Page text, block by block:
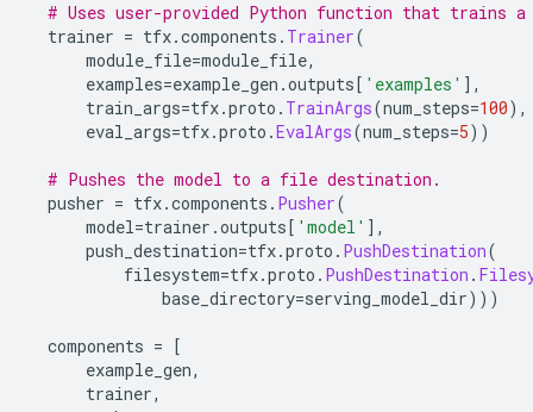
# Uses user-provided Python function that trains a
trainer = tfx.components . Trainer(
module_file=module_file,
examples=example_gen .outputs[ 'examples' ],
train_args=tfx.proto . TrainArgs(num_steps=100),
eval_args=tfx.proto .EvalArgs(num_steps=5))
# Pushes the model to a file destination.
pusher = tfx.components . Pusher(
model=trainer .outputs[ 'model' ],
push_destination=tfx.proto . PushDestination(
filesystem=tfx.proto . PushDestination .
base_directory=serving_model_dir)))
components = [
example_gen,
trainer,